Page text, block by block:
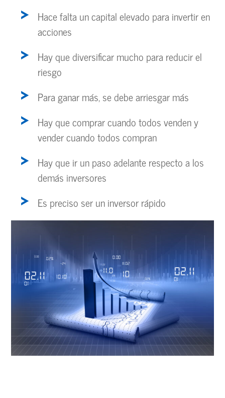
Hace falta un capital elevado para invertir en
acciones
Hay que diversificar mucho para reducir el
riesgo
Para ganar más, se debe arriesgar más
Hay que comprar cuando todos venden y
vender cuando todos compran
Hay que ir un paso adelante respecto a los
demás inversores
Es preciso ser un inversor rápido